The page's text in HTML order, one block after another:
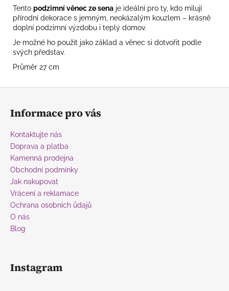
Tento podzimní věnec ze sena je ideální pro ty, kdo milují
přírodní dekorace s jemným, neokázalým kouzlem – krásně
doplní podzimní výzdobu i teplý domov.
Je možné ho použít jako základ a věnec si dotvořit podle
svých představ.
Průměr 27 cm
Z
Informace pro vás
Kontaktujte nás
Doprava a platba
Kamenná prodejna
Obchodní podmínky
Jak nakupovat
Vrácení a reklamace
Ochrana osobních ůdajů
O nás
Blog
Instagram